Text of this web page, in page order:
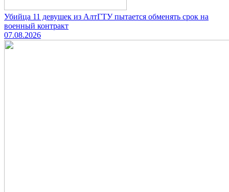
Убийца 11 девушек из АлтГТУ пытается обменять срок на
военный контракт
07.08.2026